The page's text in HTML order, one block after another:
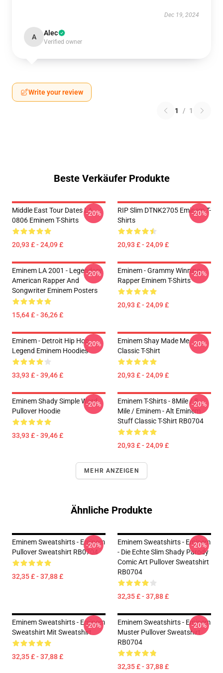
Dec 19, 2024
A Alec
Verified owner
Write your review
1 / 1
Beste Verkäufer Produkte
Middle East Tour Dates LA
0806 Eminem T-Shirts
20,93 £ - 24,09 £
-20%
RIP Slim DTNK2705 Eminem T-
Shirts
20,93 £ - 24,09 £
-20%
Eminem LA 2001 - Legendary
American Rapper And
Songwriter Eminem Posters
15,64 £ - 36,26 £
-20%
Eminem - Grammy Winning
Rapper Eminem T-Shirts
20,93 £ - 24,09 £
-20%
Eminem - Detroit Hip Hop
Legend Eminem Hoodies
33,93 £ - 39,46 £
-20%
Eminem Shay Made Me
Classic T-Shirt
20,93 £ - 24,09 £
-20%
Eminem Shady Simple Word
Pullover Hoodie
33,93 £ - 39,46 £
-20%
Eminem T-Shirts - 8Mile / 8
Mile / Eminem - Alt Eminem
Stuff Classic T-Shirt RB0704
20,93 £ - 24,09 £
-20%
MEHR ANZEIGEN
Ähnliche Produkte
Eminem Sweatshirts - Eminem
Pullover Sweatshirt RB0704
32,35 £ - 37,88 £
-20%
Eminem Sweatshirts - Eminem
- Die Echte Slim Shady Parody
Comic Art Pullover Sweatshirt
RB0704
32,35 £ - 37,88 £
-20%
Eminem Sweatshirts - Eminem
Sweatshirt Mit Sweatshirt
32,35 £ - 37,88 £
-20%
Eminem Sweatshirts - Eminem
Muster Pullover Sweatshirt
RB0704
32,35 £ - 37,88 £
-20%